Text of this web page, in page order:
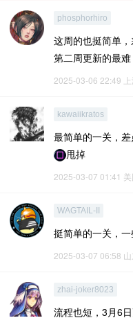
phosphorhiro
这周的也挺简单
第二周更新的最难
2025-03-06 22:49
kawaiikratos
最简单的一关，
甩掉
2025-03-07 01:41
WAGTAIL-II
挺简单的一关，一
2025-03-07 06:58
zhai-joker8023
流程也短，3月6